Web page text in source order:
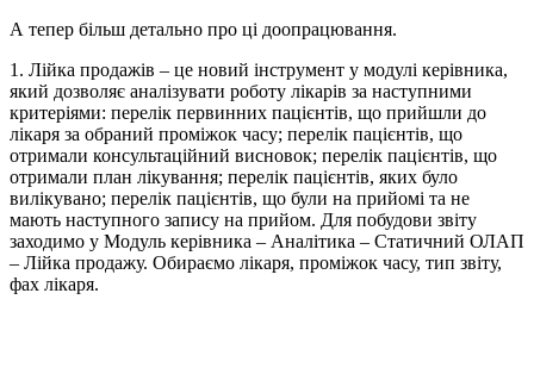
А тепер більш детально про ці доопрацювання.
1. Лійка продажів – це новий інструмент у модулі керівника,
який дозволяє аналізувати роботу лікарів за наступними
критеріями: перелік первинних пацієнтів, що прийшли до
лікаря за обраний проміжок часу; перелік пацієнтів, що
отримали консультаційний висновок; перелік пацієнтів, що
отримали план лікування; перелік пацієнтів, яких було
вилікувано; перелік пацієнтів, що були на прийомі та не
мають наступного запису на прийом. Для побудови звіту
заходимо у Модуль керівника – Аналітика – Статичний ОЛАП
– Лійка продажу. Обираємо лікаря, проміжок часу, тип звіту,
фах лікаря.